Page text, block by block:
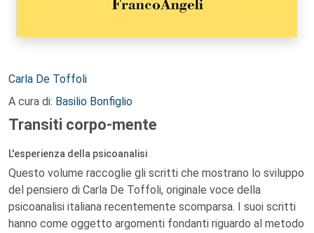
Autori:
Carla De Toffoli
A cura di: Basilio Bonfiglio
Transiti corpo-mente
L'esperienza della psicoanalisi
Questo volume raccoglie gli scritti che mostrano lo sviluppo
del pensiero di Carla De Toffoli, originale voce della
psicoanalisi italiana recentemente scomparsa. I suoi scritti
hanno come oggetto argomenti fondanti riguardo al metodo